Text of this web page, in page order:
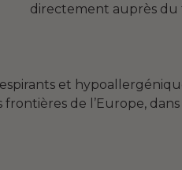
directement auprès du
et
frontières de l’Europe,